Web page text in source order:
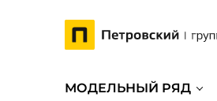
МОДЕЛЬНЫЙ РЯД